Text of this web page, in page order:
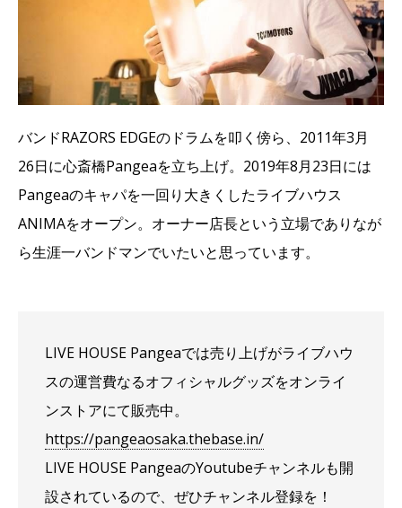
バンドRAZORS EDGEのドラムを叩く傍ら、2011年3月
26日に心斎橋Pangeaを立ち上げ。2019年8月23日には
Pangeaのキャパを一回り大きくしたライブハウス
ANIMAをオープン。オーナー店長という立場でありなが
ら生涯一バンドマンでいたいと思っています。
LIVE HOUSE Pangeaでは売り上げがライブハウ
スの運営費なるオフィシャルグッズをオンライ
ンストアにて販売中。
https://pangeaosaka.thebase.in/
LIVE HOUSE PangeaのYoutubeチャンネルも開
設されているので、ぜひチャンネル登録を！